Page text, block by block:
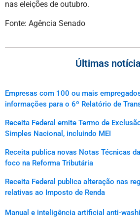
nas eleições de outubro.
Fonte: Agência Senado
Últimas
Empresas com 100 ou mais
informações para o 6º Relatório de
Receita Federal emite Termo de
Simples Nacional, incluindo MEI
Receita publica novas Notas Técnicas
foco na Reforma Tributária
Receita Federal publica alteração nas
relativas ao Imposto de Renda
Manual e inteligência artificial anti-